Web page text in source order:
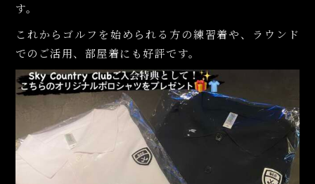
す。
これからゴルフを始められる方の練習着や、ラウンド
でのご活用、部屋着にも好評です。